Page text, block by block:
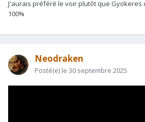
J'aurais préféré le voir plutôt que Gyokeres
100%
Neodraken
Posté(e) le 30 septembre 2025